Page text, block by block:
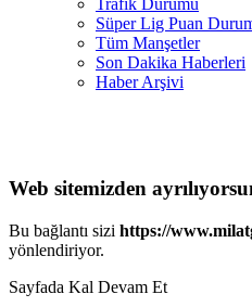
Süper Lig Puan
Tüm Manşetler
Son Dakika Haberleri
Haber Arşivi
Web sitemizden
Bu bağlantı sizi https://
yönlendiriyor.
Sayfada Kal Devam Et